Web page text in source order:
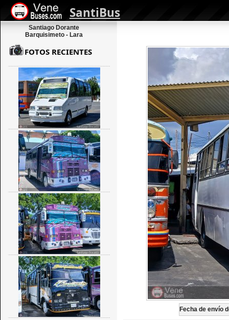
SantiBus
Santiago Dorante
Barquisimeto - Lara
Fecha de envío
FOTOS RECIENTES